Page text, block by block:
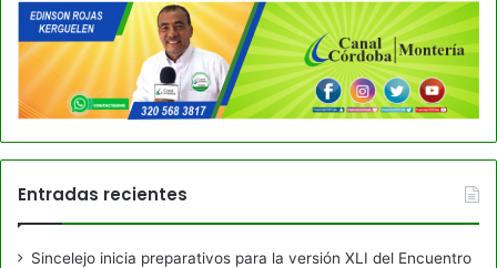
Entradas recientes
Sincelejo inicia preparativos para la versión XLI del Encuentro